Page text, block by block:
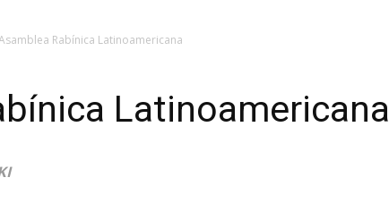
Rabínica Latinoamericana
Latinoamericana